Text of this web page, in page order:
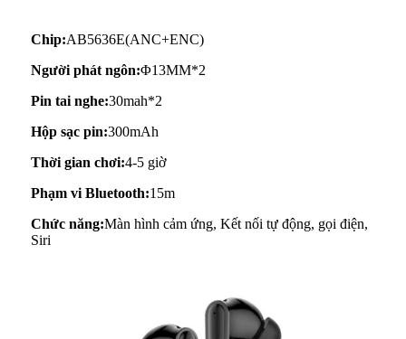
Chip:AB5636E(ANC+ENC)
Người phát ngôn:Φ13MM*2
Pin tai nghe:30mah*2
Hộp sạc pin:300mAh
Thời gian chơi:4-5 giờ
Phạm vi Bluetooth:15m
Chức năng:Màn hình cảm ứng, Kết nối tự động, gọi điện,
Siri